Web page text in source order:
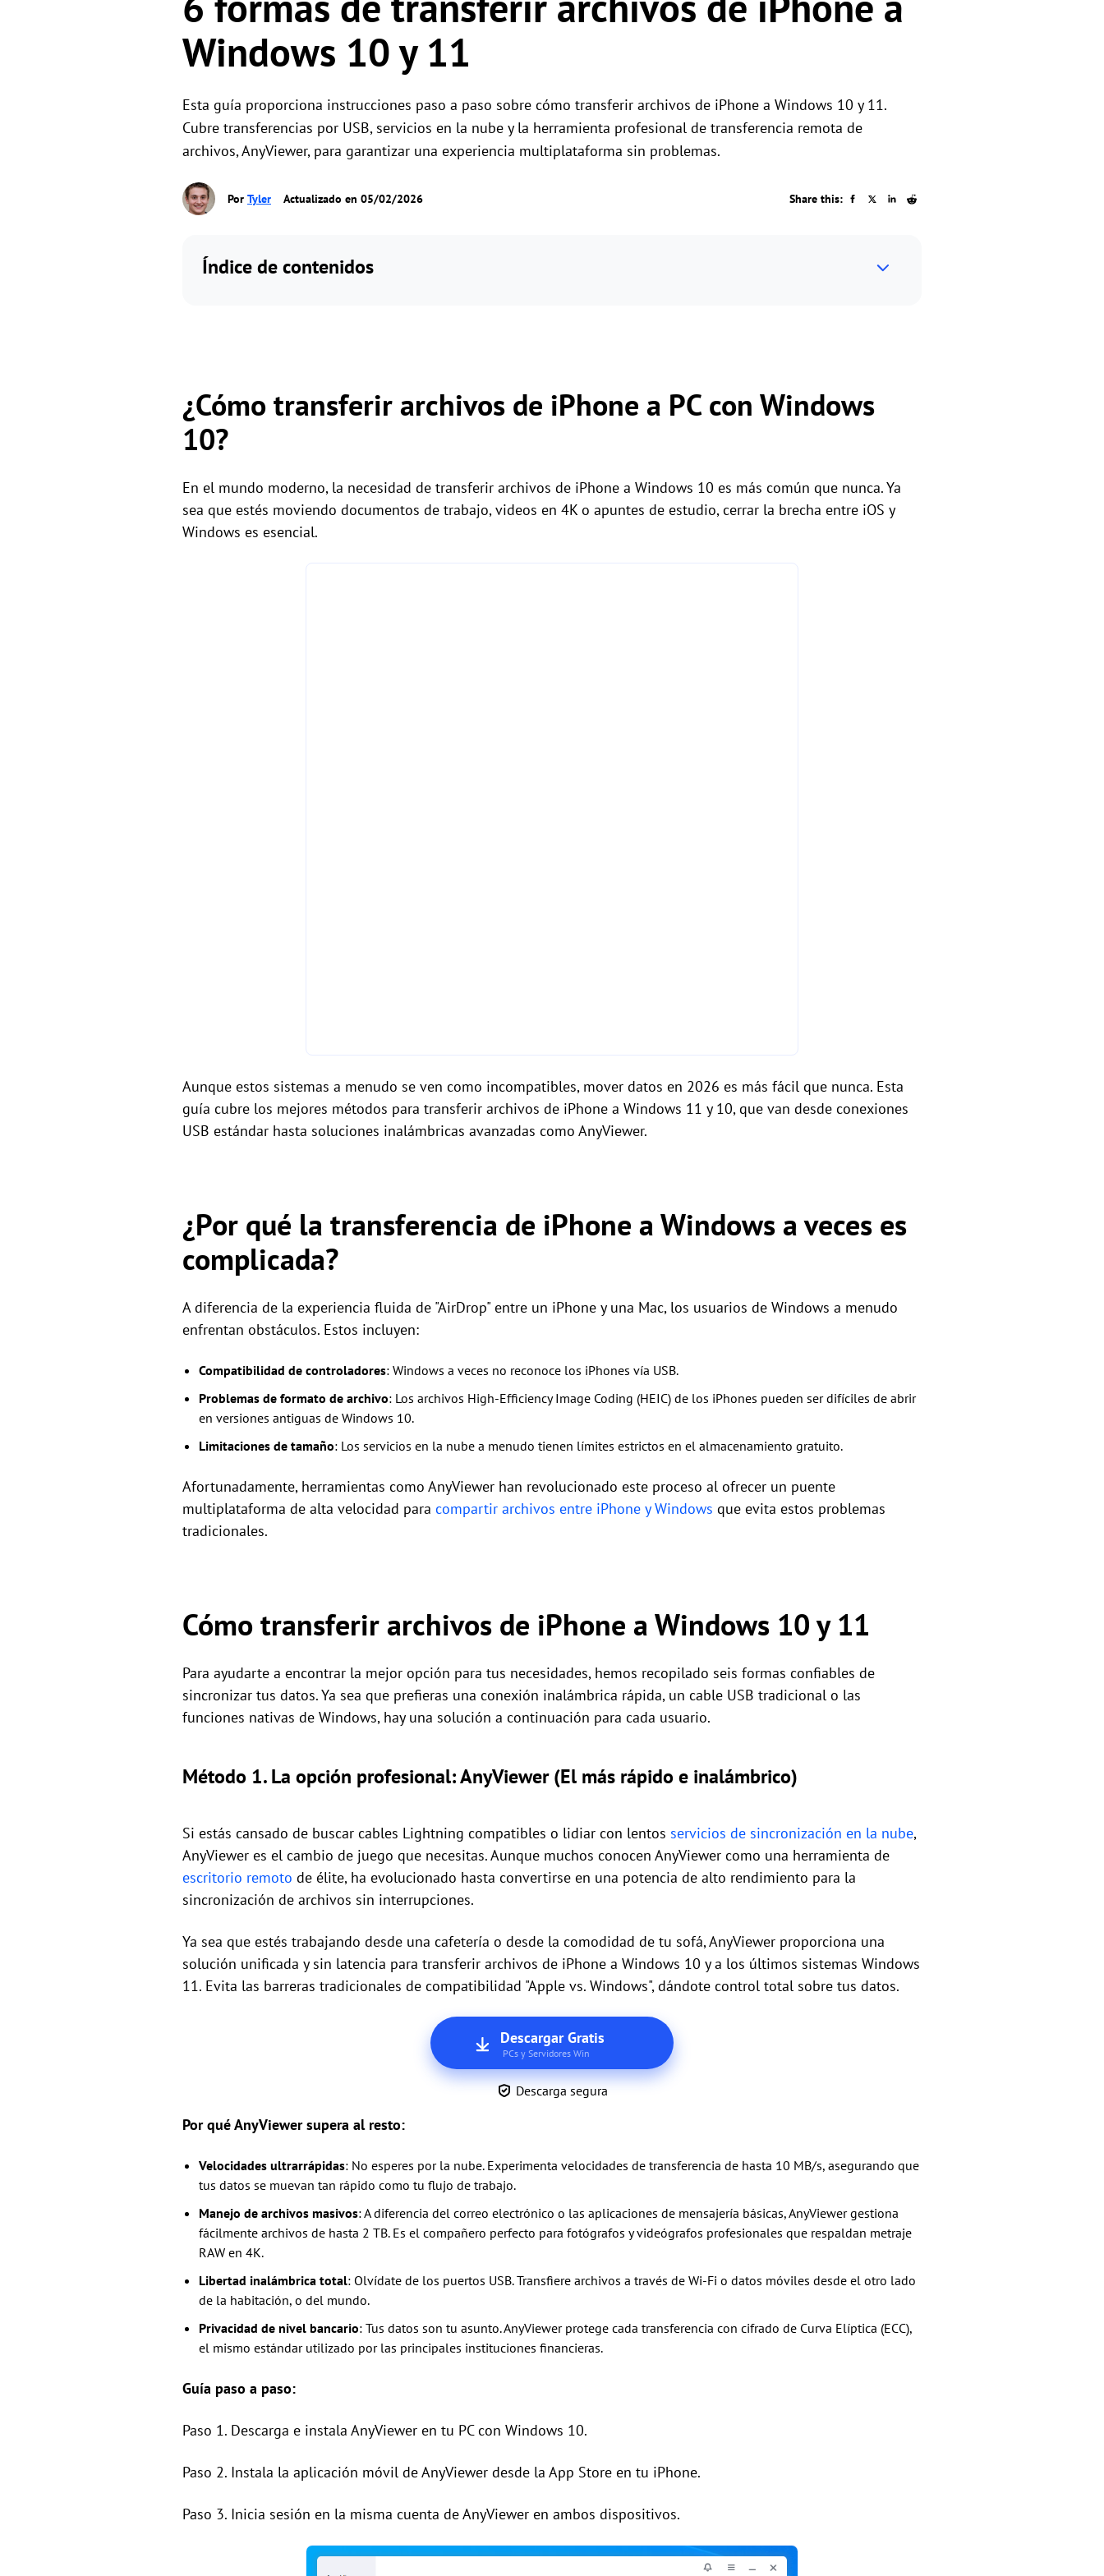
Controla servidores en el extranjero sin
esfuerzo
Gestión de permisos por roles
Gestiona el acceso de los usuarios con permisos
Windows 10 y 11
Esta guía proporciona instrucciones paso a paso sobre cómo transferir archivos de iPhone a Windows 10 y 11.
Cubre transferencias por USB, servicios en la nube y la herramienta profesional de transferencia remota de
archivos, AnyViewer, para garantizar una experiencia multiplataforma sin problemas.
Por Tyler Actualizado en 05/02/2026 Share this:
Índice de contenidos
¿Cómo transferir archivos de iPhone a PC con Windows
10?
En el mundo moderno, la necesidad de transferir archivos de iPhone a Windows 10 es más común que nunca. Ya
sea que estés moviendo documentos de trabajo, videos en 4K o apuntes de estudio, cerrar la brecha entre iOS y
Windows es esencial.
Aunque estos sistemas a menudo se ven como incompatibles, mover datos en 2026 es más fácil que nunca. Esta
guía cubre los mejores métodos para transferir archivos de iPhone a Windows 11 y 10, que van desde conexiones
USB estándar hasta soluciones inalámbricas avanzadas como AnyViewer.
¿Por qué la transferencia de iPhone a Windows a veces es
complicada?
A diferencia de la experiencia fluida de "AirDrop" entre un iPhone y una Mac, los usuarios de Windows a menudo
enfrentan obstáculos. Estos incluyen:
Compatibilidad de controladores: Windows a veces no reconoce los iPhones vía USB.
Problemas de formato de archivo: Los archivos High-Efficiency Image Coding (HEIC) de los iPhones pueden ser difíciles de abrir
en versiones antiguas de Windows 10.
Limitaciones de tamaño: Los servicios en la nube a menudo tienen límites estrictos en el almacenamiento gratuito.
Afortunadamente, herramientas como AnyViewer han revolucionado este proceso al ofrecer un puente
multiplataforma de alta velocidad para compartir archivos entre iPhone y Windows que evita estos problemas
tradicionales.
Cómo transferir archivos de iPhone a Windows 10 y 11
Para ayudarte a encontrar la mejor opción para tus necesidades, hemos recopilado seis formas confiables de
sincronizar tus datos. Ya sea que prefieras una conexión inalámbrica rápida, un cable USB tradicional o las
funciones nativas de Windows, hay una solución a continuación para cada usuario.
Método 1. La opción profesional: AnyViewer (El más rápido e inalámbrico)
Si estás cansado de buscar cables Lightning compatibles o lidiar con lentos servicios de sincronización en la nube,
AnyViewer es el cambio de juego que necesitas. Aunque muchos conocen AnyViewer como una herramienta de
escritorio remoto de élite, ha evolucionado hasta convertirse en una potencia de alto rendimiento para la
sincronización de archivos sin interrupciones.
Ya sea que estés trabajando desde una cafetería o desde la comodidad de tu sofá, AnyViewer proporciona una
solución unificada y sin latencia para transferir archivos de iPhone a Windows 10 y a los últimos sistemas Windows
11. Evita las barreras tradicionales de compatibilidad "Apple vs. Windows", dándote control total sobre tus datos.
Descargar Gratis
PCs y Servidores Win
Descarga segura
Por qué AnyViewer supera al resto:
Velocidades ultrarrápidas: No esperes por la nube. Experimenta velocidades de transferencia de hasta 10 MB/s, asegurando que
tus datos se muevan tan rápido como tu flujo de trabajo.
Manejo de archivos masivos: A diferencia del correo electrónico o las aplicaciones de mensajería básicas, AnyViewer gestiona
fácilmente archivos de hasta 2 TB. Es el compañero perfecto para fotógrafos y videógrafos profesionales que respaldan metraje
RAW en 4K.
Libertad inalámbrica total: Olvídate de los puertos USB. Transfiere archivos a través de Wi-Fi o datos móviles desde el otro lado
de la habitación, o del mundo.
Privacidad de nivel bancario: Tus datos son tu asunto. AnyViewer protege cada transferencia con cifrado de Curva Elíptica (ECC),
el mismo estándar utilizado por las principales instituciones financieras.
Guía paso a paso:
Paso 1. Descarga e instala AnyViewer en tu PC con Windows 10.
Paso 2. Instala la aplicación móvil de AnyViewer desde la App Store en tu iPhone.
Paso 3. Inicia sesión en la misma cuenta de AnyViewer en ambos dispositivos.